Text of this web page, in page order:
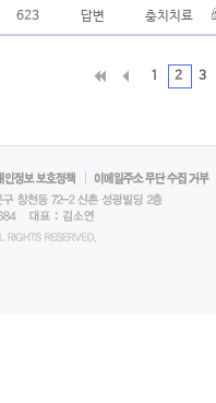
623 답변 충치치료
1 2 3